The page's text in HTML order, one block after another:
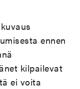
ennen
kilpailevat
ei voita